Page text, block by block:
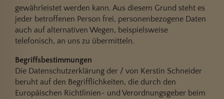
gewährleistet werden kann. Aus diesem Grund steht es
jeder betroffenen Person frei, personenbezogene Daten
auch auf alternativen Wegen, beispielsweise
telefonisch, an uns zu übermitteln.
Begriffsbestimmungen
Die Datenschutzerklärung der / von Kerstin Schneider
beruht auf den Begrifflichkeiten, die durch den
Europäischen Richtlinien- und Verordnungsgeber beim